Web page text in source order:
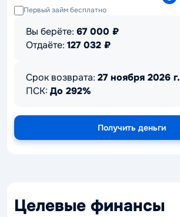
Первый займ бесплатно
Вы берёте: 67 000 ₽
Отдаёте: 127 032 ₽
Срок возврата: 27 ноября 2026 г.
ПСК: До 292%
Получить деньги
Целевые финансы